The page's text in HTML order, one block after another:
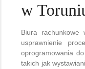
w
Biura rachunkowe
usprawnienie
oprogramowania
takich jak